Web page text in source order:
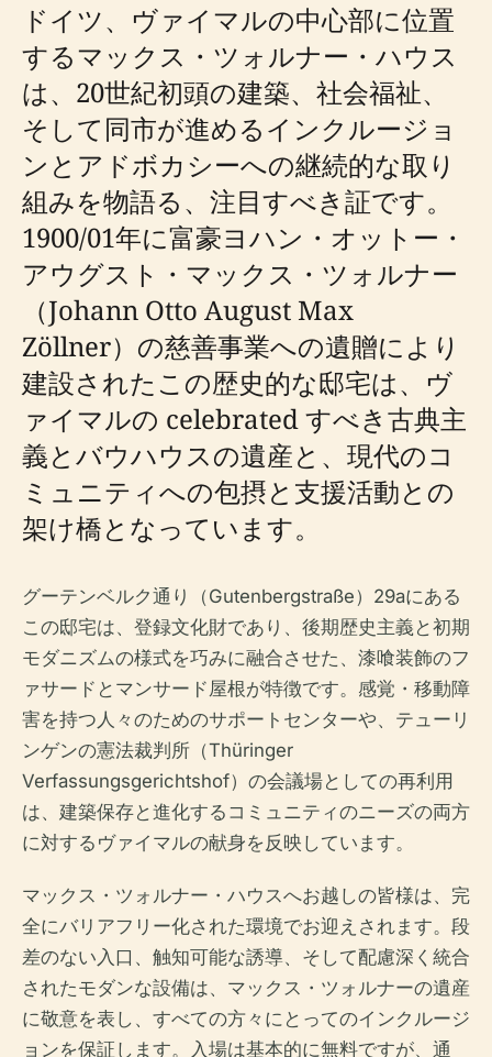
ドイツ、ヴァイマルの中心部に位置
するマックス・ツォルナー・ハウス
は、20世紀初頭の建築、社会福祉、
そして同市が進めるインクルージョ
ンとアドボカシーへの継続的な取り
組みを物語る、注目すべき証です。
1900/01年に富豪ヨハン・オットー・
アウグスト・マックス・ツォルナー
（Johann Otto August Max
Zöllner）の慈善事業への遺贈により
建設されたこの歴史的な邸宅は、ヴ
ァイマルの celebrated すべき古典主
義とバウハウスの遺産と、現代のコ
ミュニティへの包摂と支援活動との
架け橋となっています。
グーテンベルク通り（Gutenbergstraße）29aにある
この邸宅は、登録文化財であり、後期歴史主義と初期
モダニズムの様式を巧みに融合させた、漆喰装飾のフ
ァサードとマンサード屋根が特徴です。感覚・移動障
害を持つ人々のためのサポートセンターや、テューリ
ンゲンの憲法裁判所（Thüringer
Verfassungsgerichtshof）の会議場としての再利用
は、建築保存と進化するコミュニティのニーズの両方
に対するヴァイマルの献身を反映しています。
マックス・ツォルナー・ハウスへお越しの皆様は、完
全にバリアフリー化された環境でお迎えされます。段
差のない入口、触知可能な誘導、そして配慮深く統合
されたモダンな設備は、マックス・ツォルナーの遺産
に敬意を表し、すべての方々にとってのインクルージ
ョンを保証します。入場は基本的に無料ですが、通